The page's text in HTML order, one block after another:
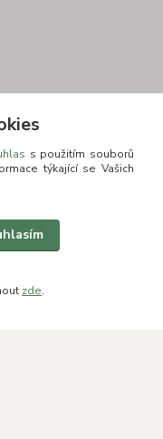
s použitím souborů
týkající se Vašich
zde.